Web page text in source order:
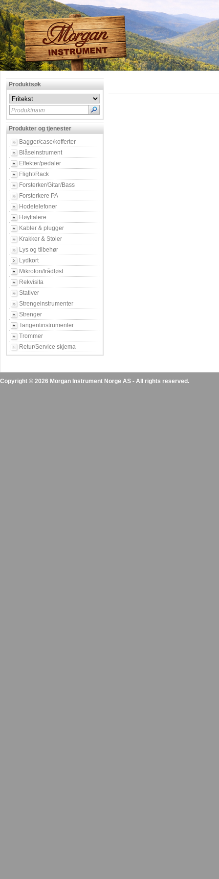
Produktsøk
Produktnavn
Produkter og tjenester
Bagger/case/kofferter
Blåseinstrument
Effekter/pedaler
Flight/Rack
Forsterker/Gitar/Bass
Forsterkere PA
Hodetelefoner
Høyttalere
Kabler & plugger
Krakker & Stoler
Lys og tilbehør
Lydkort
Mikrofon/trådløst
Rekvisita
Stativer
Strengeinstrumenter
Strenger
Tangentinstrumenter
Trommer
Retur/Service skjema
Copyright © 2026 Morgan Instrument Norge AS - All rights reserved.